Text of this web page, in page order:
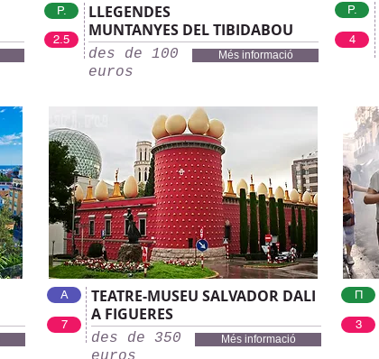
P.
2.5
LLEGENDES
MUNTANYES DEL TIBIDABOU
des de 100
euros
Més informació
А
7
TEATRE-MUSEU SALVADOR DALI
A FIGUERES
des de 350
Més informació
P.
4
П
3